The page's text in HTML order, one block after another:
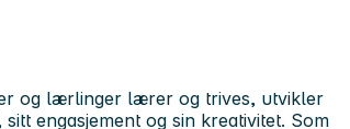
og lærlinger lærer og trives, utvikler
engasjement og sin kreativitet. Som